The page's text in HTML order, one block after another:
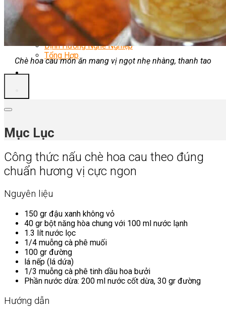
Chè Bưởi
Món Ngon Mỗi Ngày
Tin Tức
Ẩm Thực Việt Nam
Định Hướng Nghề Nghiệp
Tổng Hợp
Chè hoa cau món ăn mang vị ngọt nhẹ nhàng, thanh tao
Mục Lục
Công thức nấu chè hoa cau theo đúng
chuẩn hương vị cực ngon
Nguyên liệu
150 gr đậu xanh không vỏ
40 gr bột năng hòa chung với 100 ml nước lạnh
1.3 lít nước lọc
1/4 muỗng cà phê muối
100 gr đường
lá nếp (lá dứa)
1/3 muỗng cà phê tinh dầu hoa bưởi
Phần nước dừa: 200 ml nước cốt dừa, 30 gr đường
Hướng dẫn